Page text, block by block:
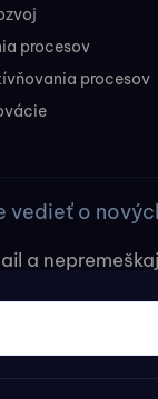
procesov
procesov
vedieť o
a